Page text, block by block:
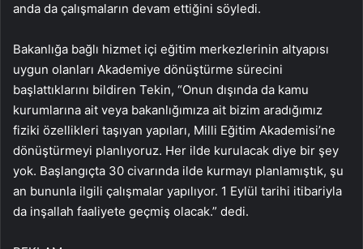
anda da çalışmaların devam ettiğini söyledi.
Bakanlığa bağlı hizmet içi eğitim merkezlerinin altyapısı
uygun olanları Akademiye dönüştürme sürecini
başlattıklarını bildiren Tekin, “Onun dışında da kamu
kurumlarına ait veya bakanlığımıza ait bizim aradığımız
fiziki özellikleri taşıyan yapıları, Milli Eğitim Akademisi’ne
dönüştürmeyi planlıyoruz. Her ilde kurulacak diye bir şey
yok. Başlangıçta 30 civarında ilde kurmayı planlamıştık, şu
an bununla ilgili çalışmalar yapılıyor. 1 Eylül tarihi itibariyla
da inşallah faaliyete geçmiş olacak.” dedi.